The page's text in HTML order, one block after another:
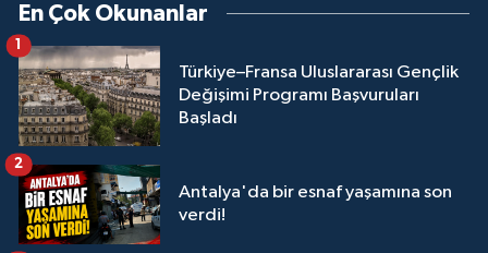
En Çok Okunanlar
Türkiye–Fransa Uluslararası Gençlik
Değişimi Programı Başvuruları
Başladı
1
Antalya'da bir esnaf yaşamına son
verdi!
2